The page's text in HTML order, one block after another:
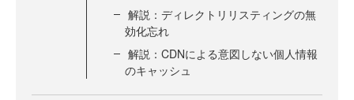
解説：ディレクトリリスティングの無
効化忘れ
解説：CDNによる意図しない個人情報
のキャッシュ